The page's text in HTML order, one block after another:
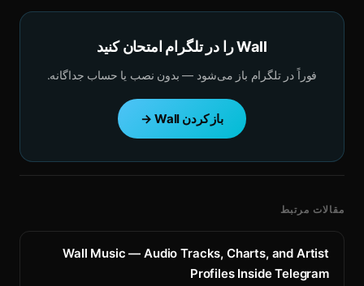
Wall را در تلگرام امتحان کنید
فوراً در تلگرام باز می‌شود — بدون نصب یا حساب جداگانه.
باز کردن Wall →
مقالات مرتبط
Wall Music — Audio Tracks, Charts, and Artist
Profiles Inside Telegram